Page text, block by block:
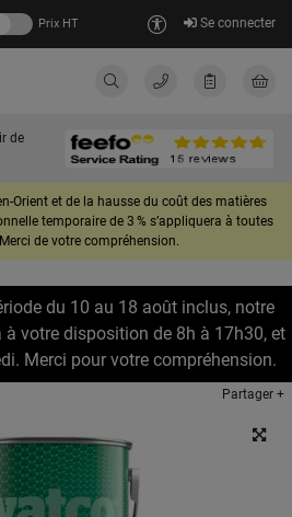
Prix HT Se connecter
de
Orient et de la hausse du coût des matières
temporaire de 3 % s’appliquera à toutes
de votre compréhension.
du 10 au 18 août inclus, notre
votre disposition de 8h à 17h30, et
Merci pour votre compréhension.
Partager +